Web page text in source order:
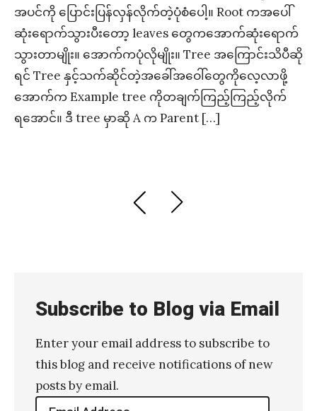
အပင်ကို ပြောင်းပြန်လှန်လိုက်တဲ့ပုံစံပေါ့။ Root ကအပေါ်
ဆုံးရောက်သွားပီးတော့ leaves တွေကအောက်ဆုံးရောက်
သွားတာမျိုး။ အောက်ကပုံလိုမျိုး။ Tree အကြောင်းသိပီဆို
ရင် Tree နှင့်သက်ဆိုင်တဲ့အခေါ်အဝေါ်တွေကိုလေ့လာဖို့
အောက်က Example tree ကိုတချက်ကြည့်ကြည့်လိုက်
ရအောင်။ ဒီ tree မှာဆို A က Parent […]
PREVIOUS
PAGE
NEXT
PAGE
Subscribe to Blog via Email
Enter your email address to subscribe to
this blog and receive notifications of new
posts by email.
Email